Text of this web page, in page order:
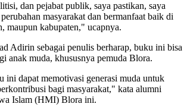
dan pejabat publik, saya pastikan, saya
masyarakat dan bermanfaat baik di
maupun kabupaten," ucapnya.
Adirin sebagai penulis berharap, buku ini bisa
anak muda, khususnya pemuda Blora.
ini dapat memotivasi generasi muda untuk
bagi masyarakat," kata alumni
Islam (HMI) Blora ini.